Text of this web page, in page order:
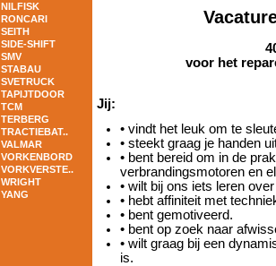
NILFISK
RONCARI
SEITH
SIDE-SHIFT
SMV
STABAU
SVETRUCK
TAPIJTDOOR
TCM
TERBERG
TRACTIEBAT..
VALMAR
VORKENBORD
VORKVERSTE..
WRIGHT
YANG
voor het
Jij:
• vindt het leuk om te
• steekt graag je handen
• bent bereid om in de
verbrandingsmotoren en
• wilt bij ons iets leren
• hebt affiniteit met
• bent gemotiveerd.
• bent op zoek naar
• wilt graag bij een
is.